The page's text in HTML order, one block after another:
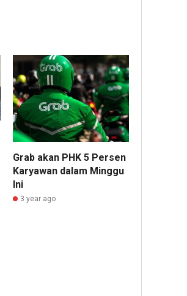
Grab akan PHK 5 Persen
Karyawan dalam Minggu
Ini
3 year ago